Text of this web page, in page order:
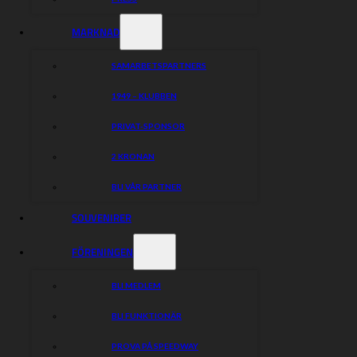
MARKNAD
SAMARBETSPARTNERS
1949 – KLUBBEN
PRIVAT-SPONSOR
2 KRONAN
BLI VÅR PARTNER
SOUVENIRER
FÖRENINGEN
BLI MEDLEM
BLI FUNKTIONÄR
PROVA PÅ SPEEDWAY
väldigt social och en av de som pratar mest av alla jag
känner.” – Daniel Davidsson
Jonathan Ejnermark
0.638
Ludvig Selvin
Dela nyheten: